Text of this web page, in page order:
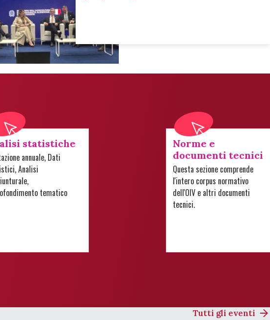
statistiche
annuale, Dati
Analisi
tematico
Norme e
documenti tecnici
Questa sezione comprende
l'intero corpus normativo
dell'OIV e altri documenti
tecnici.
Tutti gli eventi